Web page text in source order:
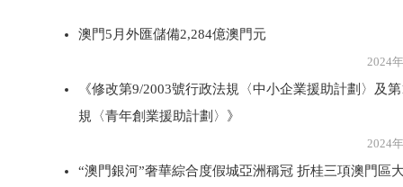
澳門5月外匯儲備2,284億澳門元
2024年6月14
《修改第9/2003號行政法規〈中小企業援助計劃〉及
規〈青年創業援助計劃〉》
2024年6月14
“澳門銀河”奢華綜合度假城亞洲稱冠 折桂三項澳門區